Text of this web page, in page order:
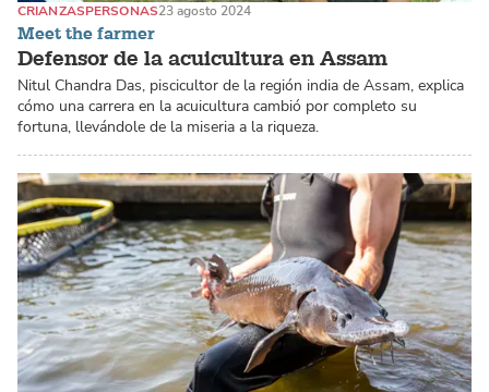
Meet the farmer
Defensor de la acuicultura en Assam
CRIANZASPERSONAS23 agosto 2024
Nitul Chandra Das, piscicultor de la región india de Assam, explica
cómo una carrera en la acuicultura cambió por completo su
fortuna, llevándole de la miseria a la riqueza.